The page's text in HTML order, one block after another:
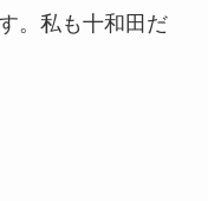
。私も十和田だ